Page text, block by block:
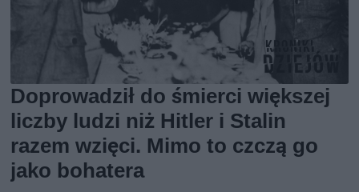
Doprowadził do śmierci większej
liczby ludzi niż Hitler i Stalin
razem wzięci. Mimo to czczą go
jako bohatera